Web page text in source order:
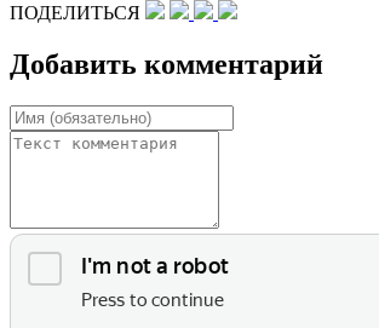
ПОДЕЛИТЬСЯ
Добавить комментарий